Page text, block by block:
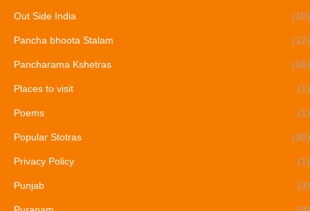
Out Side India (10)
Pancha bhoota Stalam (12)
Pancharama Kshetras (16)
Places to visit (1)
Poems (1)
Popular Stotras (30)
Privacy Policy (1)
Punjab (3)